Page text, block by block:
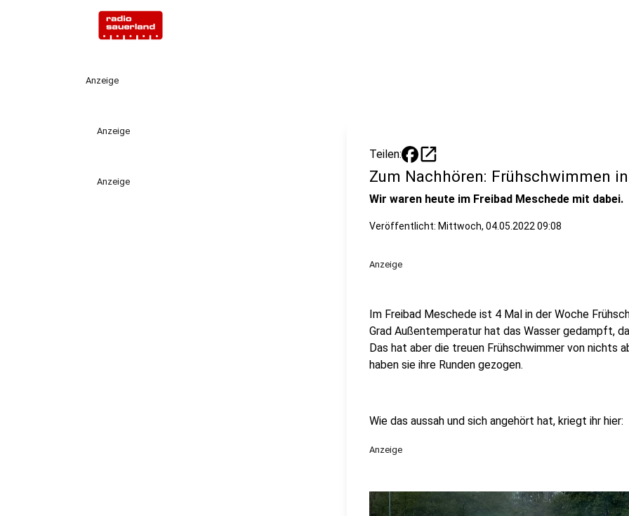
Anzeige
Anzeige
Anzeige
Teilen: open_in_new
Zum Nachhören: Frühschwimmen
Wir waren heute im Freibad Meschede mit dabei.
Veröffentlicht: Mittwoch, 04.05.2022 09:08
Anzeige
Im Freibad Meschede ist 4 Mal in der Woche
Grad Außentemperatur hat das Wasser gedampft,
Das hat aber die treuen Frühschwimmer von nichts
haben sie ihre Runden gezogen.
Wie das aussah und sich angehört hat, kriegt ihr hier:
Anzeige